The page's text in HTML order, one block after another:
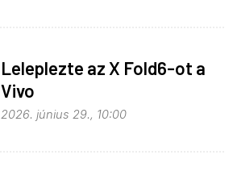
Leleplezte az X Fold6-ot a
Vivo
2026. június 29., 10:00